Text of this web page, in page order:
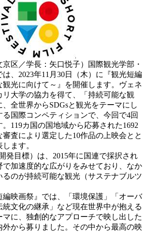
区／学長：矢口悦子）国際観光学部・
、2023年11月30日（木）に『観光短編
観光に向けて～』を開催します。ヴェネ
リ大学の協力を得て、「持続可能な観
全世界からSDGsと観光をテーマにし
国際コンペティションで、今回で4回
119カ国の国地域から応募された1692
査により選定した10作品の上映会とと
ます。
発目標）は、2015年に国連で採択され
で加速度的な広がりをみせており、なか
るのが持続可能な観光（サステナブルツ
映画祭』では、
「環境保護」「オーバ
統文化の継承」など現在世界中が抱える
に、独創的なアプローチで映し出した
外から募りました。その中から最高の映